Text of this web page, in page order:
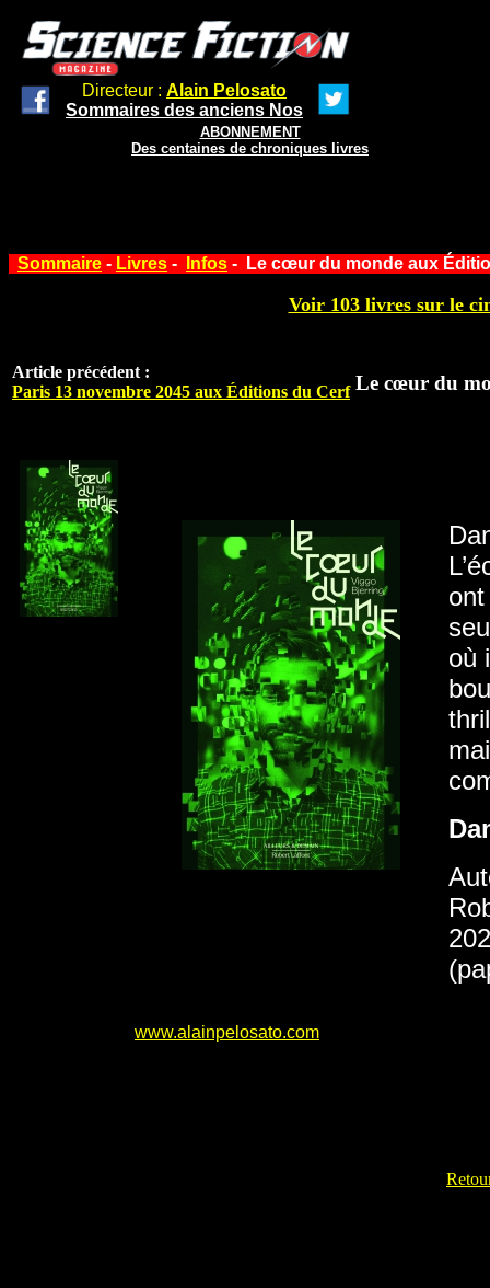
Directeur : Alain Pelosato
Sommaires des anciens Nos
ABONNEMENT
Des centaines de chroniques livres
Sommaire - Livres - Infos - Le cœur du monde aux
Voir 103 livres sur le
Article précédent :
Paris 13 novembre 2045 aux Éditions du Cerf Le cœur du
où
www.alainpelosato.com